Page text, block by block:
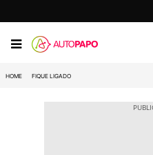
HOME FIQUE LIGADO